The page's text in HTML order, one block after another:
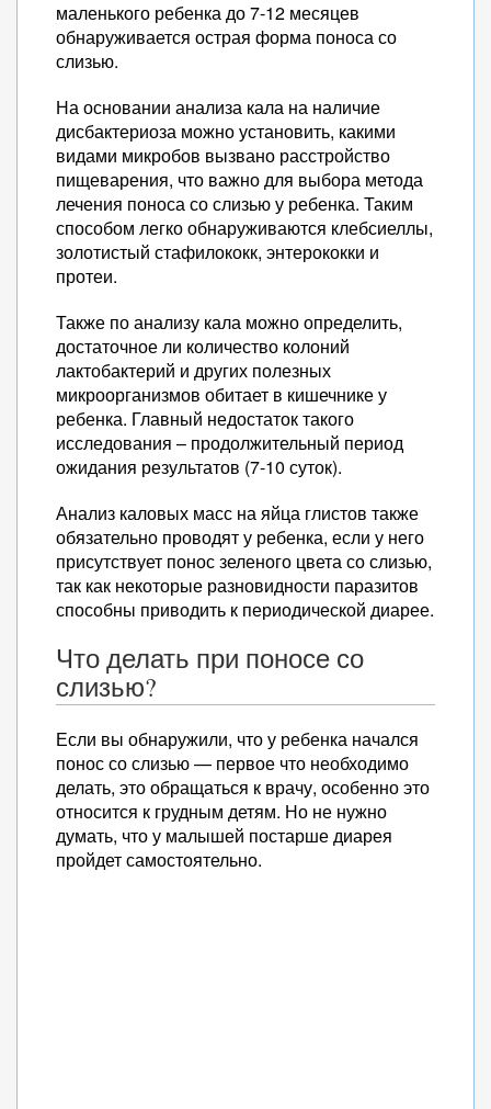
маленького ребенка до 7-12 месяцев
обнаруживается острая форма поноса со
слизью.
На основании анализа кала на наличие
дисбактериоза можно установить, какими
видами микробов вызвано расстройство
пищеварения, что важно для выбора метода
лечения поноса со слизью у ребенка. Таким
способом легко обнаруживаются клебсиеллы,
золотистый стафилококк, энтерококки и
протеи.
Также по анализу кала можно определить,
достаточное ли количество колоний
лактобактерий и других полезных
микроорганизмов обитает в кишечнике у
ребенка. Главный недостаток такого
исследования – продолжительный период
ожидания результатов (7-10 суток).
Анализ каловых масс на яйца глистов также
обязательно проводят у ребенка, если у него
присутствует понос зеленого цвета со слизью,
так как некоторые разновидности паразитов
способны приводить к периодической диарее.
Что делать при поносе со
слизью?
Если вы обнаружили, что у ребенка начался
понос со слизью — первое что необходимо
делать, это обращаться к врачу, особенно это
относится к грудным детям. Но не нужно
думать, что у малышей постарше диарея
пройдет самостоятельно.